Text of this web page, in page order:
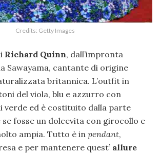
Credits: Getty Images
Richard Quinn, dall’impronta
Sawayama, cantante di origine
britannica. L’outfit in
del viola, blu e azzurro con
verde ed è costituito dalla parte
fosse un dolcevita con girocollo e
ampia. Tutto è in pendant,
e per mantenere quest’ allure